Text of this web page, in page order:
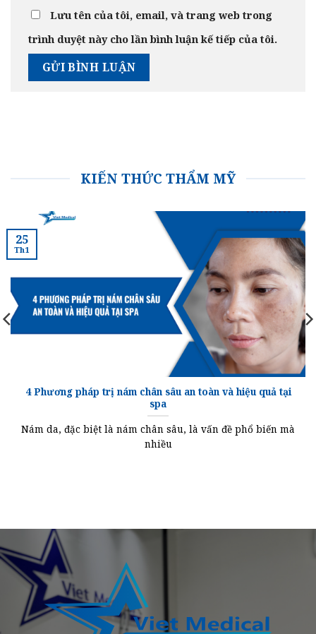
Lưu tên của tôi, email, và trang web trong
trình duyệt này cho lần bình luận kế tiếp của tôi.
KIẾN THỨC THẨM MỸ
4 Phương pháp trị nám chân sâu an toàn và hiệu quả tại
spa
Nám da, đặc biệt là nám chân sâu, là vấn đề phổ biến mà
nhiều
25
Th1